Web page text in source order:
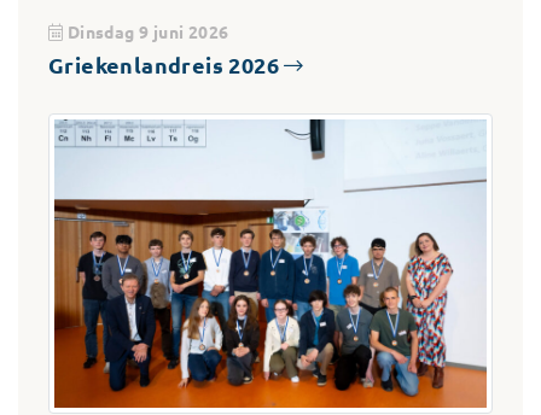
Dinsdag 9 juni 2026
Griekenlandreis 2026